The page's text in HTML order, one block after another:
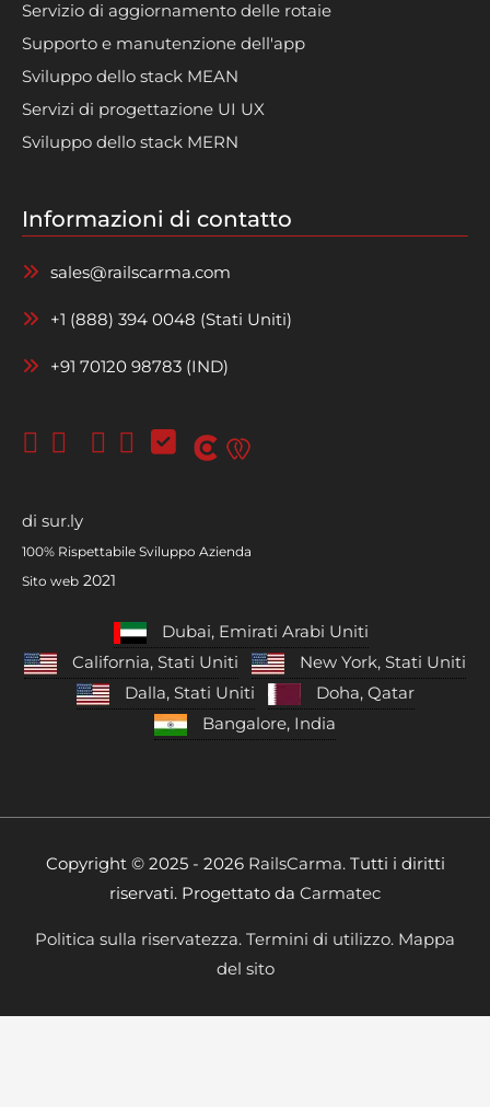
Servizio di aggiornamento delle rotaie
Supporto e manutenzione dell'app
Sviluppo dello stack MEAN
Servizi di progettazione UI UX
Sviluppo dello stack MERN
Informazioni di contatto
sales@railscarma.com
+1 (888) 394 0048 (Stati Uniti)
+91 70120 98783 (IND)
di sur.ly
100% Rispettabile Sviluppo Azienda
Sito web 2021
Dubai, Emirati Arabi Uniti
California, Stati Uniti
New York, Stati Uniti
Dalla, Stati Uniti
Doha, Qatar
Bangalore, India
Copyright © 2025 - 2026 RailsCarma.Tutti i diritti
riservati. Progettato da Carmatec
Politica sulla riservatezza. Termini di utilizzo. Mappa
del sito